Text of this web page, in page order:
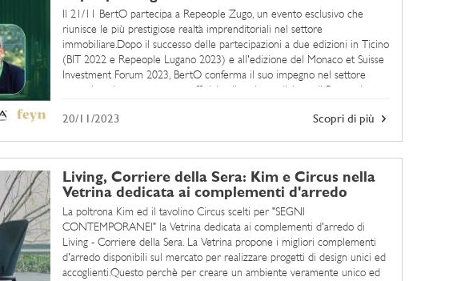
Il 21/11 BertO partecipa a Repeople Zugo, un evento esclusivo che
riunisce le più prestigiose realtà imprenditoriali nel settore
immobiliare.Dopo il successo delle partecipazioni a due edizioni in Ticino
(BIT 2022 e Repeople Lugano 2023) e all'edizione del Monaco et Suisse
Investment Forum 2023, BertO conferma il suo impegno nel settore
Scopri di più
20/11/2023
Living, Corriere della Sera: Kim e Circus nella
Vetrina dedicata ai complementi d'arredo
La poltrona Kim ed il tavolino Circus scelti per "SEGNI
CONTEMPORANEI" la Vetrina dedicata ai complementi d'arredo di
Living - Corriere della Sera. La Vetrina propone i migliori complementi
d'arredo disponibili sul mercato per realizzare progetti di design unici ed
accoglienti.Questo perchè per creare un ambiente veramente unico ed